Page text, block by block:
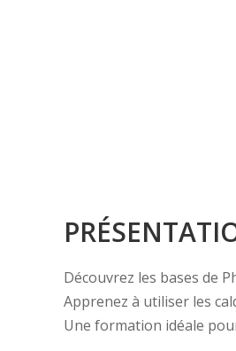
Découvrez les bases de
Apprenez à utiliser les
Une formation idéale